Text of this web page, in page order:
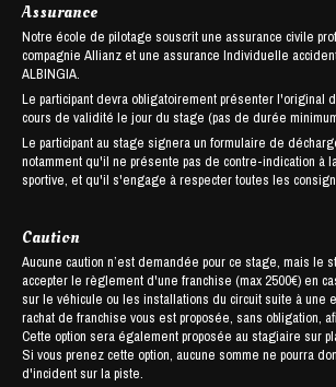
Assurance
Notre école de pilotage souscrit une assurance civile
compagnie Allianz et une assurance Individuelle
ALBINGIA.
Le participant devra obligatoirement présenter l'original
cours de validité le jour du stage (pas de durée
Le participant au stage signera un formulaire de
notamment qu'il ne présente pas de contre-indication à
sportive, et qu'il s'engage à respecter toutes les
Caution
Aucune caution n’est demandée pour ce stage, mais le
accepter le règlement d'une franchise (max 2500€) en
sur le véhicule ou les installations du circuit suite à une
rachat de franchise vous est proposée, sans obligation,
Cette option sera également proposée au stagiaire sur
Si vous prenez cette option, aucune somme ne pourra
d'incident sur la piste.